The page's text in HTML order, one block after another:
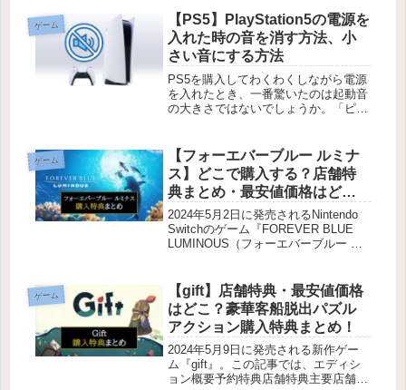
でクラッシュしてしまうのです。とっ
ても恐ろしいことにな...
ゲーム
【PS5】PlayStation5の電源を
入れた時の音を消す方法、小
さい音にする方法
PS5を購入してわくわくしながら電源
を入れたとき、一番驚いたのは起動音
の大きさではないでしょうか。「ピ
とする時はちょっと迷惑な音ですね。
この起動時の音は設定で消したり小さ
く...
ゲーム
【フォーエバーブルー ルミナ
ス】どこで購入する？店舗特
典まとめ・最安値価格はど
こ？
2024年5月2日に発売されるNintendo
Switchのゲーム『FOREVER BLUE
LUMINOUS（フォーエバーブルー ル
（パッケージ版価格を比較）を紹介し
て...
ゲーム
【gift】店舗特典・最安値価格
はどこ？豪華客船脱出パズル
アクション購入特典まとめ！
2024年5月9日に発売される新作ゲー
ム『gift』。この記事では、エディシ
ョン概要予約特典店舗特典主要店舗価